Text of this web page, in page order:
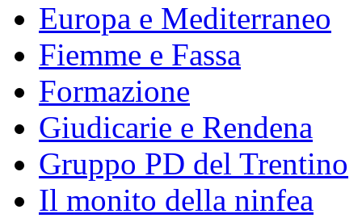
Europa e Mediterraneo
Fiemme e Fassa
Formazione
Giudicarie e Rendena
Gruppo PD del Trentino
Il monito della ninfea